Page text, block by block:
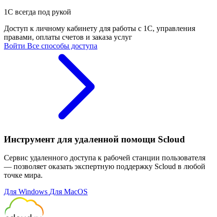
1С всегда под рукой
Доступ к личному кабинету для работы с 1С, управления
правами, оплаты счетов и заказа услуг
Войти Все способы доступа
Инструмент для удаленной помощи Scloud
Сервис удаленного доступа к рабочей станции пользователя
— позволяет оказать экспертную поддержку Scloud в любой
точке мира.
Для Windows Для MacOS